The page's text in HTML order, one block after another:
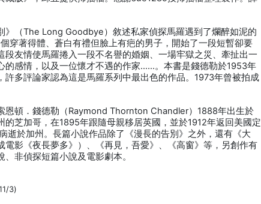
》（The Long Goodbye）敘述私家偵探馬羅遇到了爛醉如泥的
穿著得體、蒼白有禮但臉上有疤的男子，開始了一段短暫卻要
段友情使馬羅捲入一段不名譽的婚姻、一場牢獄之災、牽扯出一
的感情，以及一位懷才不遇的作家……。本書是錢德勒於1953年
許多評論家認為這是馬羅系列中最出色的作品。1973年曾被拍成
恩頓．錢德勒（Raymond Thornton Chandler）1888年出生於
的芝加哥，在1895年跟隨母親移居英國，並於1912年返回美國定
逝於加州。長篇小說作品除了《漫長的告別》之外，還有《大
電影《夜長夢多》）、《再見，吾愛》、《高窗》等，另創作有
、非偵探短篇小說及電影劇本。
3)